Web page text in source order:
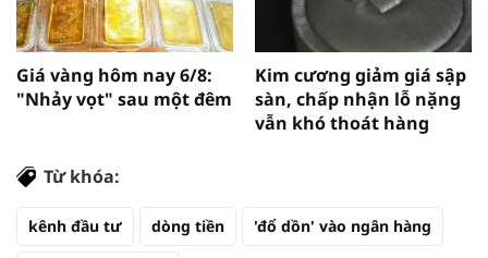
Giá vàng hôm nay 6/8:
"Nhảy vọt" sau một đêm
Kim cương giảm giá sập
sàn, chấp nhận lỗ nặng
vẫn khó thoát hàng
Từ khóa:
kênh đầu tư dòng tiền 'đổ dồn' vào ngân hàng